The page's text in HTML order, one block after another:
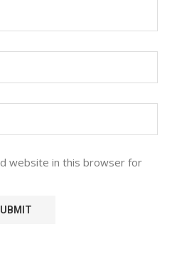
website in this browser for